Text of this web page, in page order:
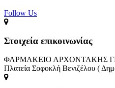
Follow Us​
Στοιχεία επικοινωνίας
ΦΑΡΜΑΚΕΙΟ ΑΡΧΟΝΤΑΚΗΣ
Πλατεία Σοφοκλή Βενιζέλου (